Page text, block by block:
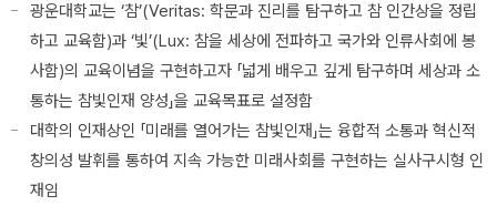
광운대학교는 ‘참’(Veritas: 학문과 진리를 탐구하고 참 인간상을 정립
하고 교육함)과 ‘빛’(Lux: 참을 세상에 전파하고 국가와 인류사회에 봉
사함)의 교육이념을 구현하고자 「넓게 배우고 깊게 탐구하며 세상과 소
통하는 참빛인재 양성」을 교육목표로 설정함
대학의 인재상인 「미래를 열어가는 참빛인재」는 융합적 소통과 혁신적
창의성 발휘를 통하여 지속 가능한 미래사회를 구현하는 실사구시형 인
재임